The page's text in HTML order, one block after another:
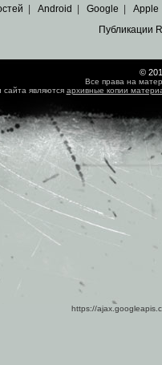
Android Google Apple
Публикации
©
Все права на
являются архивные копии
https://